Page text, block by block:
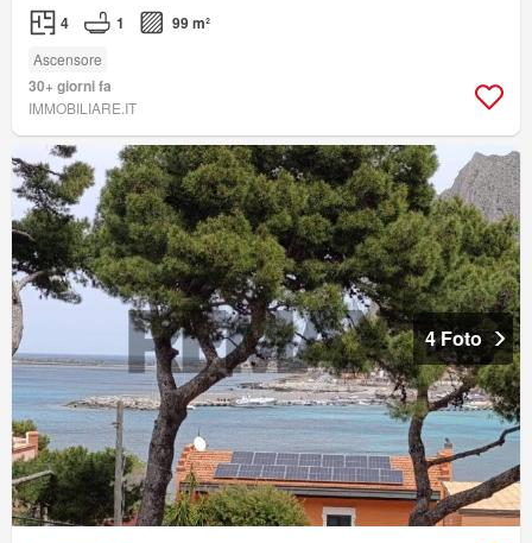
4 1 99 m²
Ascensore
30+ giorni fa
IMMOBILIARE.IT
4 Foto